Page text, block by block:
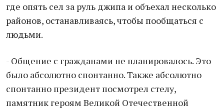
где опять сел за руль джипа и объехал несколько
районов, останавливаясь, чтобы пообщаться с
людьми.
- Общение с гражданами не планировалось. Это
было абсолютно спонтанно. Также абсолютно
спонтанно президент посмотрел стелу,
памятник героям Великой Отечественной